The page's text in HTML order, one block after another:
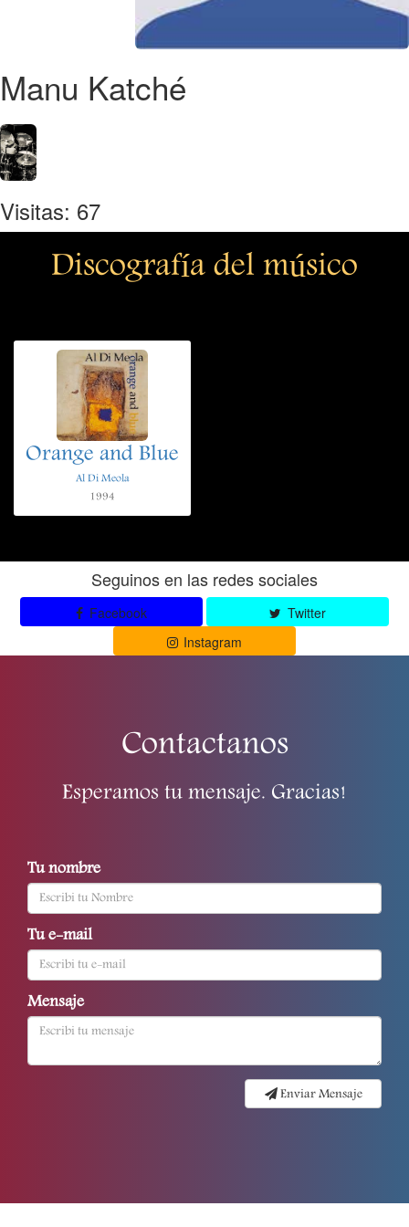
Manu Katché
Visitas: 67
Discografía del músico
Orange and Blue
Al Di Meola
1994
Seguinos en las redes sociales
Facebook
Twitter
Instagram
Contactanos
Esperamos tu mensaje. Gracias!
Tu nombre
Tu e-mail
Mensaje
Enviar Mensaje